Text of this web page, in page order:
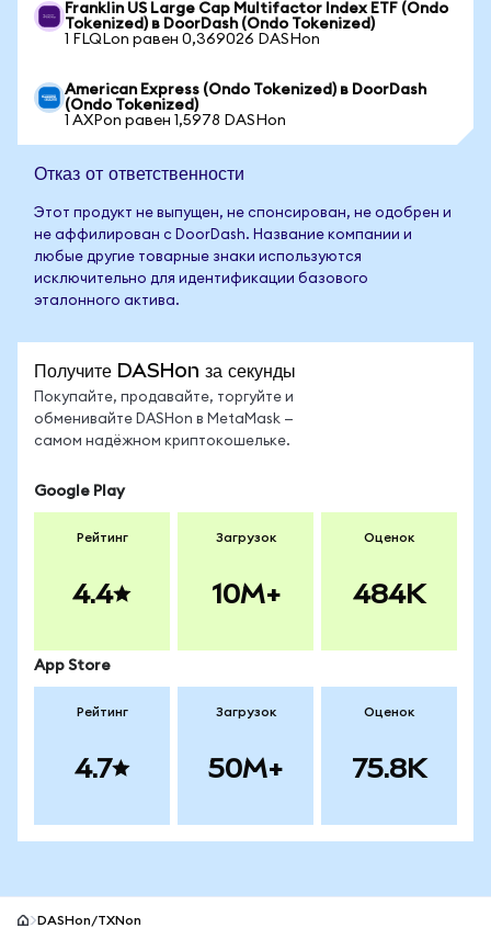
Franklin US Large Cap Multifactor Index ETF (Ondo
Tokenized) в DoorDash (Ondo Tokenized)
1 FLQLon равен 0,369026 DASHon
American Express (Ondo Tokenized) в DoorDash
(Ondo Tokenized)
1 AXPon равен 1,5978 DASHon
Отказ от ответственности
Этот продукт не выпущен, не спонсирован, не одобрен и
не аффилирован с DoorDash. Название компании и
любые другие товарные знаки используются
исключительно для идентификации базового
эталонного актива.
Получите DASHon за секунды
Покупайте, продавайте, торгуйте и
обменивайте DASHon в MetaMask —
самом надёжном криптокошельке.
Google Play
Рейтинг
4.4
Загрузок
10M+
Оценок
484K
App Store
Рейтинг
4.7
Загрузок
50M+
Оценок
75.8K
DASHon/TXNon